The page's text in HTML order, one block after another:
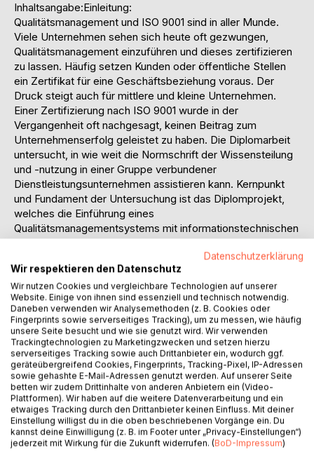
Inhaltsangabe:Einleitung:
Qualitätsmanagement und ISO 9001 sind in aller Munde.
Viele Unternehmen sehen sich heute oft gezwungen,
Qualitätsmanagement einzuführen und dieses zertifizieren
zu lassen. Häufig setzen Kunden oder öffentliche Stellen
ein Zertifikat für eine Geschäftsbeziehung voraus. Der
Druck steigt auch für mittlere und kleine Unternehmen.
Einer Zertifizierung nach ISO 9001 wurde in der
Vergangenheit oft nachgesagt, keinen Beitrag zum
Unternehmenserfolg geleistet zu haben. Die Diplomarbeit
untersucht, in wie weit die Normschrift der Wissensteilung
und -nutzung in einer Gruppe verbundener
Dienstleistungsunternehmen assistieren kann. Kernpunkt
und Fundament der Untersuchung ist das Diplomprojekt,
welches die Einführung eines
Qualitätsmanagementsystems mit informationstechnischen
Die Norm schreibt den Unternehmen die Einführung und
Dokumentation eines Qualitätsmanagementsystems vor,
welches:
- Verfahren und Prozesse standardisiert.
- Verfahren und Prozesse an Mitarbeiter kommuniziert.
- eine kunden- und prozessorientierte Leistungserbringung
prägt.
- die ständige Weiterentwicklung der Verfahren und
Prozesse steuert und überwacht.
Neben der Beschreibung der praktischen Problemlösung
will die Diplomarbeit einen Beitrag zur Beantwortung einer
wissenschaftlichen Fragestellung leisten. Das
Diplomprojekt soll dabei als Referenz und Fundament der
Beantwortung dienen. Es bietet sich aufgrund der
Datenschutzerklärung
Wir respektieren den Datenschutz
Wir nutzen Cookies und vergleichbare Technologien auf unserer
Website. Einige von ihnen sind essenziell und technisch notwendig.
Daneben verwenden wir Analysemethoden (z. B. Cookies oder
Fingerprints sowie serverseitiges Tracking), um zu messen, wie häufig
unsere Seite besucht und wie sie genutzt wird. Wir verwenden
Trackingtechnologien zu Marketingzwecken und setzen hierzu
serverseitiges Tracking sowie auch Drittanbieter ein, wodurch ggf.
geräteübergreifend Cookies, Fingerprints, Tracking-Pixel, IP-Adressen
sowie gehashte E-Mail-Adressen genutzt werden. Auf unserer Seite
betten wir zudem Drittinhalte von anderen Anbietern ein (Video-
Plattformen). Wir haben auf die weitere Datenverarbeitung und ein
etwaiges Tracking durch den Drittanbieter keinen Einfluss. Mit deiner
Einstellung willigst du in die oben beschriebenen Vorgänge ein. Du
kannst deine Einwilligung (z. B. im Footer unter „Privacy-Einstellungen“)
jederzeit mit Wirkung für die Zukunft widerrufen. (BoD-Impressum)